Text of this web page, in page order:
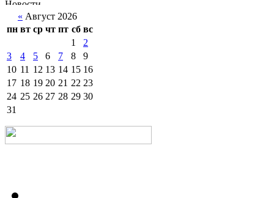
« Август 2026
пн вт ср чт пт сб вс
1
2
3
4 5 6 7 8
9
10 11 12 13 14 15 16
17 18 19 20 21 22 23
24 25 26 27 28 29 30
31